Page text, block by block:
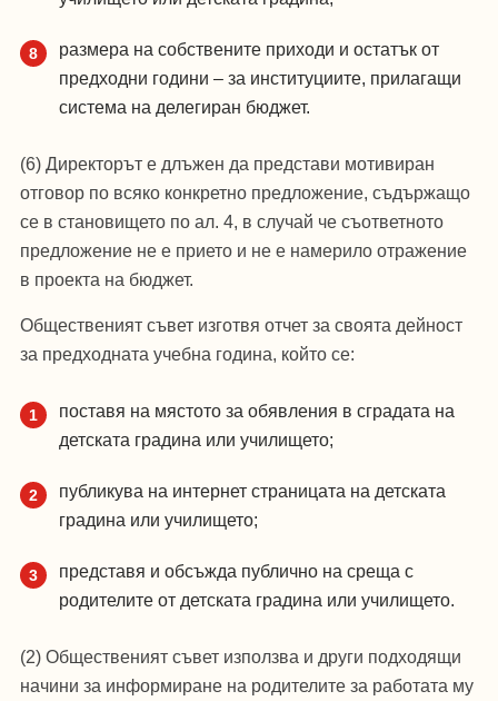
размера на собствените приходи и остатък от
предходни години – за институциите, прилагащи
система на делегиран бюджет.
(6) Директорът е длъжен да представи мотивиран
отговор по всяко конкретно предложение, съдържащо
се в становището по ал. 4, в случай че съответното
предложение не е прието и не е намерило отражение
в проекта на бюджет.
Общественият съвет изготвя отчет за своята дейност
за предходната учебна година, който се:
поставя на мястото за обявления в сградата на
детската градина или училището;
публикува на интернет страницата на детската
градина или училището;
представя и обсъжда публично на среща с
родителите от детската градина или училището.
(2) Общественият съвет използва и други подходящи
начини за информиране на родителите за работата му